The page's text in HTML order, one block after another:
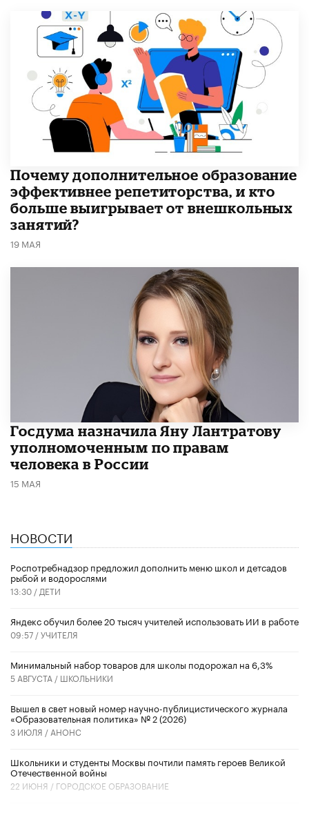
​Почему дополнительное образование
эффективнее репетиторства, и кто
больше выигрывает от внешкольных
занятий?
19 МАЯ
Госдума назначила Яну Лантратову
уполномоченным по правам
человека в России
15 МАЯ
НОВОСТИ
Роспотребнадзор предложил дополнить меню школ и детсадов
рыбой и водорослями
13:30 / ДЕТИ
​Яндекс обучил более 20 тысяч учителей использовать ИИ в работе
09:57 /УЧИТЕЛЯ
Минимальный набор товаров для школы подорожал на 6,3%
5 АВГУСТА / ШКОЛЬНИКИ
Вышел в свет новый номер научно-публицистического журнала
«Образовательная политика» № 2 (2026)
3 ИЮЛЯ / АНОНС
Школьники и студенты Москвы почтили память героев Великой
Отечественной войны
22 ИЮНЯ / ГОРОДСКОЕ ОБРАЗОВАНИЕ